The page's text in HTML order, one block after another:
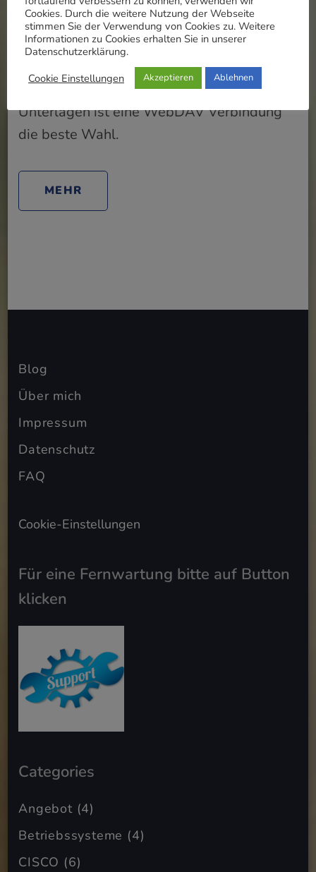
extra Schutz benötigen passt besser eine
FTP/FTPS Verbindung. Für besonders
wichtige Dateien wie Dokumente
Tabellenkalkulationen und geschäftliche
Unterlagen ist eine WebDAV Verbindung
die beste Wahl.
MEHR
Blog
Über mich
Impressum
Datenschutz
FAQ
Cookie-Einstellungen
Für eine Fernwartung bitte auf Button
klicken
Categories
Angebot(4)
Betriebssysteme (4)
CISCO (6)
Cookies. Durch die weitere Nutzung der Webseite
stimmen Sie der Verwendung von Cookies zu. Weitere
Informationen zu Cookies erhalten Sie in unserer
Datenschutzerklärung.
Cookie Einstellungen
Akzeptieren Ablehnen